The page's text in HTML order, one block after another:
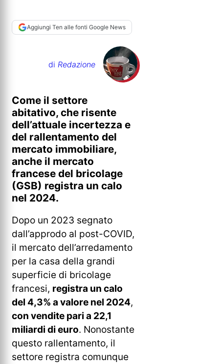
Aggiungi Ten alle fonti Google News
di Redazione
Come il settore
abitativo, che risente
dell’attuale incertezza e
del rallentamento del
mercato immobiliare,
anche il mercato
francese del bricolage
(GSB) registra un calo
nel 2024.
Dopo un 2023 segnato
dall’approdo al post-COVID,
il mercato dell’arredamento
per la casa della grandi
superficie di bricolage
francesi, registra un calo
del 4,3% a valore nel 2024,
con vendite pari a 22,1
miliardi di euro. Nonostante
questo rallentamento, il
settore registra comunque